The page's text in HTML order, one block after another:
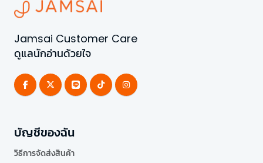
Jamsai Customer Care
ดูแลนักอ่านด้วยใจ
บัญชีของฉัน
วิธีการจัดส่งสินค้า